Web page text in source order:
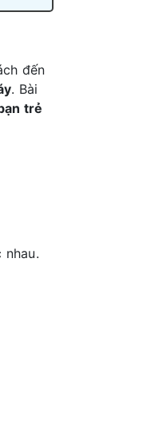
đến
. Bài
trẻ